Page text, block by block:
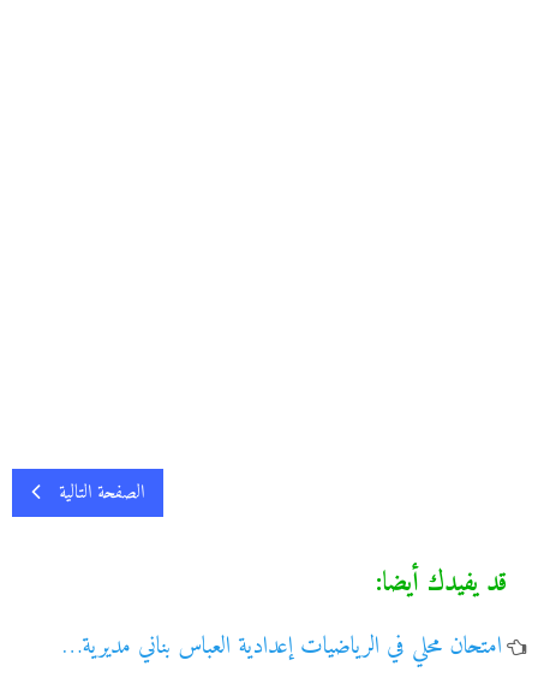
الصفحة التالية
قد يفيدك أيضا:
امتحان محلي في الرياضيات إعدادية العباس بناني مديرية…